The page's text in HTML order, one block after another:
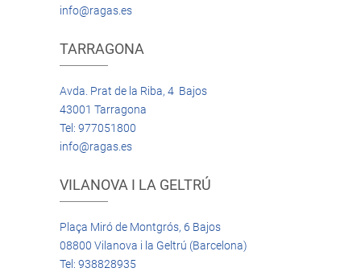
info@ragas.es
TARRAGONA
Avda. Prat de la Riba, 4 Bajos
43001 Tarragona
Tel: 977051800
info@ragas.es
VILANOVA I LA GELTRÚ
Plaça Miró de Montgrós, 6 Bajos
08800 Vilanova i la Geltrú (Barcelona)
Tel: 938828935